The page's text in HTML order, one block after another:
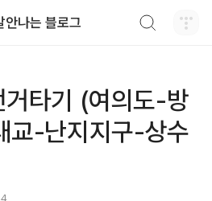
안나는 블로그
거타기 (여의도-방
교-난지지구-상수